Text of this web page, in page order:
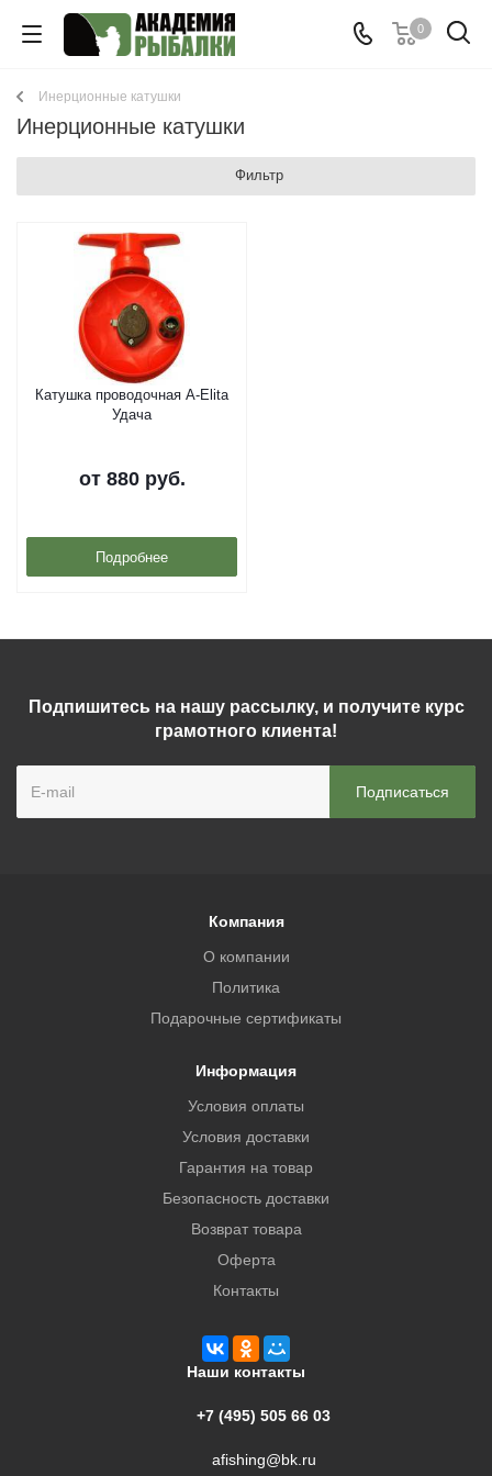
0
Инерционные катушки
Инерционные катушки
Фильтр
Катушка проводочная A-Elita
Удача
от 880 руб.
Подробнее
Подпишитесь на нашу рассылку, и получите курс
грамотного клиента!
Компания
О компании
Политика
Подарочные сертификаты
Информация
Условия оплаты
Условия доставки
Гарантия на товар
Безопасность доставки
Возврат товара
Оферта
Контакты
Наши контакты
+7 (495) 505 66 03
afishing@bk.ru